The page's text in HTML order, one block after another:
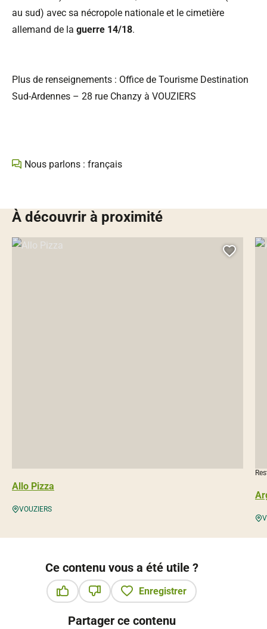
au sud) avec sa nécropole nationale et le cimetière
allemand de la guerre 14/18.
Plus de renseignements : Office de Tourisme Destination
Sud-Ardennes – 28 rue Chanzy à VOUZIERS
Nous parlons : français
À découvrir à proximité
Allo Pizza
VOUZIERS
Allo Pizza, © Droits gérés – Adobe stock
Ce contenu vous a été utile ?
Enregistrer
Partager ce contenu